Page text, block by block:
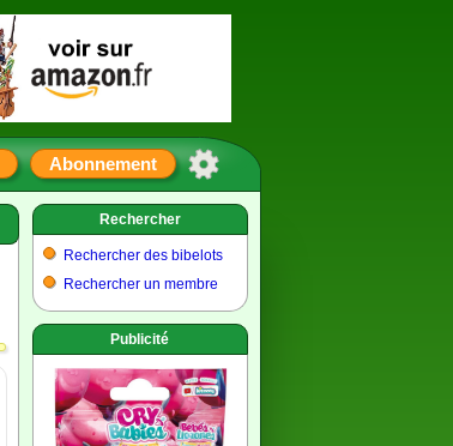
Abonnement
Rechercher
Rechercher des bibelots
Rechercher un membre
Publicité